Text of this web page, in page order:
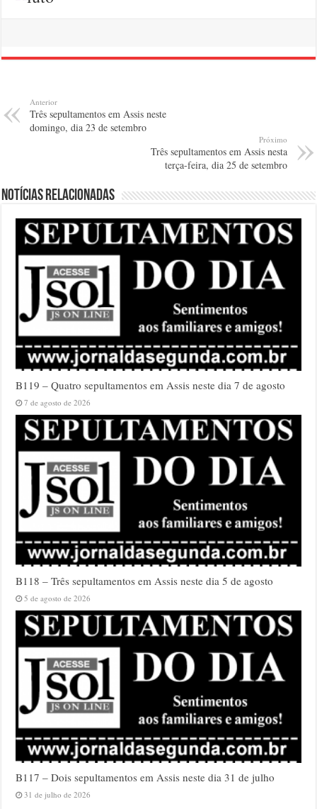
Anterior
Três sepultamentos em Assis neste
domingo, dia 23 de setembro
Próximo
Três sepultamentos em Assis nesta
terça-feira, dia 25 de setembro
Notícias relacionadas
B119 – Quatro sepultamentos em Assis neste dia 7 de agosto
7 de agosto de 2026
B118 – Três sepultamentos em Assis neste dia 5 de agosto
5 de agosto de 2026
B117 – Dois sepultamentos em Assis neste dia 31 de julho
31 de julho de 2026